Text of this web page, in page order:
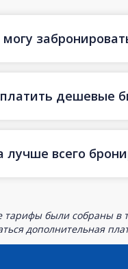
могу
дешевые
лучше всего
тарифы были собраны в
дополнительная